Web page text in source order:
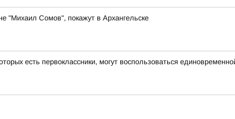
"Михаил Сомов", покажут в Архангельске
есть первоклассники, могут воспользоваться